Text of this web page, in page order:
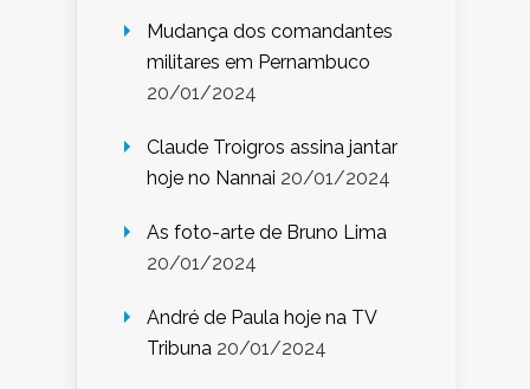
Mudança dos comandantes
militares em Pernambuco
20/01/2024
Claude Troigros assina jantar
hoje no Nannai 20/01/2024
As foto-arte de Bruno Lima
20/01/2024
André de Paula hoje na TV
Tribuna 20/01/2024